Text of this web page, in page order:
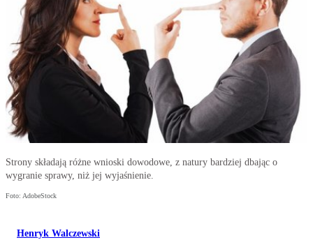
Strony składają różne wnioski dowodowe, z natury bardziej dbając o
wygranie sprawy, niż jej wyjaśnienie.
Foto: AdobeStock
Henryk Walczewski